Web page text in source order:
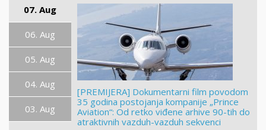
07. Aug
06. Aug
05. Aug
04. Aug
03. Aug
[PREMIJERA] Dokumentarni film povodom
35 godina postojanja kompanije „Prince
Aviation“: Od retko viđene arhive 90-tih do
atraktivnih vazduh-vazduh sekvenci